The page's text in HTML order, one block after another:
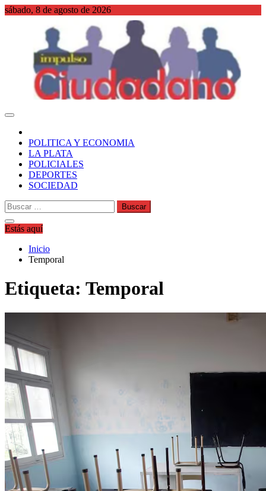
Saltar
sábado, 8 de agosto de 2026
POLITICA Y ECONOMIA
LA PLATA
POLICIALES
DEPORTES
SOCIEDAD
Buscar:
Estás aquí
Inicio
Temporal
Etiqueta: Temporal